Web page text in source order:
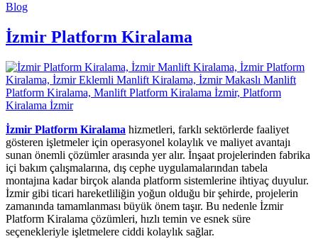
Blog
İzmir Platform Kiralama
İzmir Platform Kiralama hizmetleri, farklı sektörlerde faaliyet
gösteren işletmeler için operasyonel kolaylık ve maliyet avantajı
sunan önemli çözümler arasında yer alır. İnşaat projelerinden fabrika
içi bakım çalışmalarına, dış cephe uygulamalarından tabela
montajına kadar birçok alanda platform sistemlerine ihtiyaç duyulur.
İzmir gibi ticari hareketliliğin yoğun olduğu bir şehirde, projelerin
zamanında tamamlanması büyük önem taşır. Bu nedenle İzmir
Platform Kiralama çözümleri, hızlı temin ve esnek süre
seçenekleriyle işletmelere ciddi kolaylık sağlar.